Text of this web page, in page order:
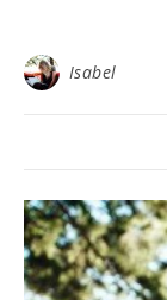
Isabel